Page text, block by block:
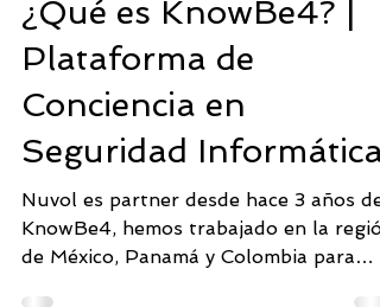
Capacitación Seguridad Informática
¿Qué es KnowBe4? |
Plataforma de
Conciencia en
Seguridad Informática.
Nuvol es partner desde hace 3 años de
KnowBe4, hemos trabajado en la